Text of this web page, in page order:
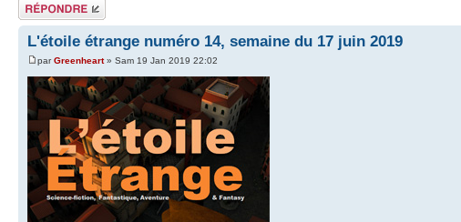
Répondre
L'étoile étrange numéro 14, semaine du 17 juin 2019
parGreenheart» Sam 19 Jan 2019 22:02